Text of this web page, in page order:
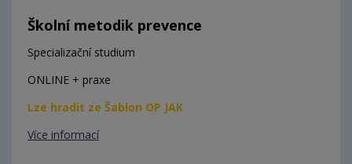
Školní metodik prevence
Specializační studium
ONLINE + praxe
Lze hradit ze Šablon OP JAK
Více informací